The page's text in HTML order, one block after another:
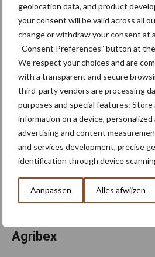
geolocation data, and product
your consent will be valid across all
change or withdraw your consent at
“Consent Preferences” button at
We respect your choices and are
with a transparent and secure
third-party vendors are processing
purposes and special features: Store
information on a device,
advertising and content
and services development, precise
identification through device
Aanpassen Alles afwijzen
Claas-configurator voor
De nieuwe Claas-configurator is klaar
Duidelijk en overzichtelijk, intuïtief en
het DNA van de nieuwe configurator,
beschikbaar is voor alle Belgische ...
Agribex
29 november 2023